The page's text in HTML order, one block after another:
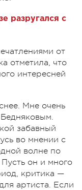
разругался с
от
отметила, что
интересней
Мне очень
забавный
во мнении с
волне по
он и много
критика —
артиста. Если